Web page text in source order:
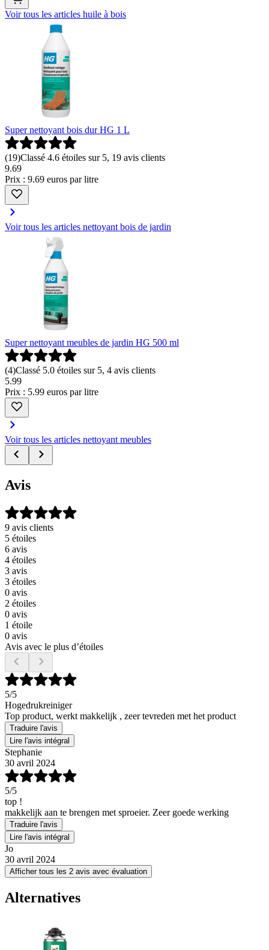
Voir tous les articles huile à bois
Super nettoyant bois dur HG 1 L
(19)Classé 4.6 étoiles sur 5, 19 avis clients
9.69
Prix : 9.69 euros par litre
Voir tous les articles nettoyant bois de jardin
Super nettoyant meubles de jardin HG 500 ml
(4)Classé 5.0 étoiles sur 5, 4 avis clients
5.99
Prix : 5.99 euros par litre
Voir tous les articles nettoyant meubles
Avis
9 avis clients
5 étoiles
6 avis
4 étoiles
3 avis
3 étoiles
0 avis
2 étoiles
0 avis
1 étoile
0 avis
Avis avec le plus d’étoiles
5/5
Hogedrukreiniger
Top product, werkt makkelijk , zeer tevreden met het product
Traduire l'avis
Lire l'avis intégral
Stephanie
30 avril 2024
5/5
top !
makkelijk aan te brengen met sproeier. Zeer goede werking
Traduire l'avis
Lire l'avis intégral
Jo
30 avril 2024
Afficher tous les 2 avis avec évaluation
Alternatives